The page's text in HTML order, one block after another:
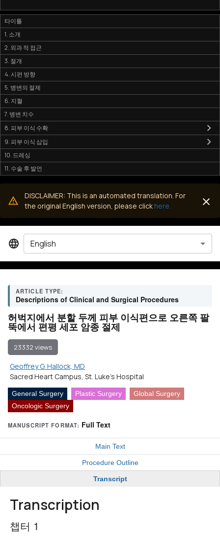
타이틀
1. 소개
2. 외과 적 접근
3. 절개
4. 시편 방향
5. 병변의 절제
6. 지혈
7. 병변 치수
8. 피부 이식 수확
9. 피부 이식 삽입
10. 드레싱
11. 수술 후 발언
DISCLAIMER: This is an automated translation. For
the original English version, please click here.
ARTICLE TYPE:
Descriptions of Clinical and Surgical Procedures
허벅지에서 분할 두께 피부 이식편으로 오른쪽 팔
뚝에서 편평 세포 암종 절제
23332 views
Geoffrey G. Hallock, MD
Sacred Heart Campus, St. Luke's Hospital
General Surgery Plastic Surgery
Global Surgery
Oncologic Surgery
MANUSCRIPT FORMAT: Full Text
Main Text
Procedure Outline
Transcript
Transcription
챕터 1
English